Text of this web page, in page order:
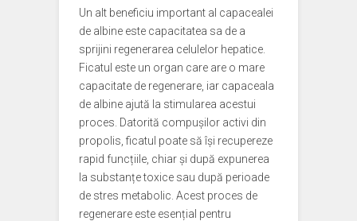
Un alt beneficiu important al capacealei
de albine este capacitatea sa de a
sprijini regenerarea celulelor hepatice.
Ficatul este un organ care are o mare
capacitate de regenerare, iar capaceala
de albine ajută la stimularea acestui
proces. Datorită compușilor activi din
propolis, ficatul poate să își recupereze
rapid funcțiile, chiar și după expunerea
la substanțe toxice sau după perioade
de stres metabolic. Acest proces de
regenerare este esențial pentru